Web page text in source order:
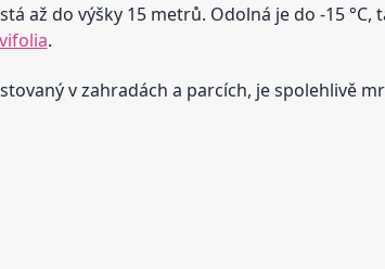
až do výšky 15 metrů. Odolná je do -15 °C,
.
v zahradách a parcích, je spolehlivě